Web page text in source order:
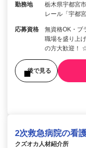
勤務地
栃木県宇都宮
レール「宇都
応募資格
無資格OK・
職場を盛り上
の方大歓迎！
後で見る
2次救急病院の看
クズオカ人材紹介所